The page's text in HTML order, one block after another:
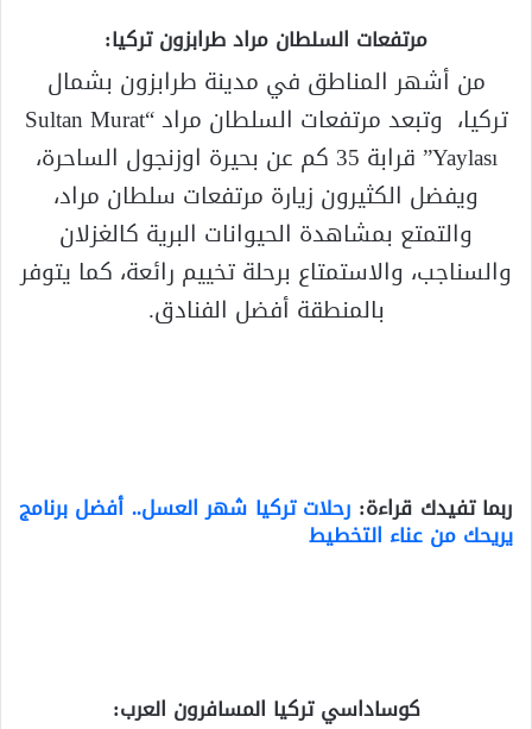
مرتفعات السلطان مراد طرابزون تركيا:
من أشهر المناطق في مدينة طرابزون بشمال
تركيا، وتبعد مرتفعات السلطان مراد “Sultan Murat
Yaylası” قرابة 35 كم عن بحيرة اوزنجول الساحرة،
ويفضل الكثيرون زيارة مرتفعات سلطان مراد،
والتمتع بمشاهدة الحيوانات البرية كالغزلان
والسناجب، والاستمتاع برحلة تخييم رائعة، كما يتوفر
بالمنطقة أفضل الفنادق.
ربما تفيدك قراءة: رحلات تركيا شهر العسل.. أفضل برنامج
يريحك من عناء التخطيط
كوساداسي تركيا المسافرون العرب: